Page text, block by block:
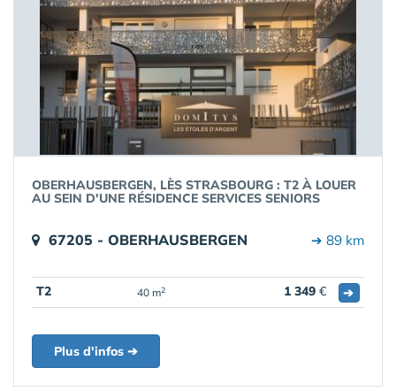
OBERHAUSBERGEN, LÈS STRASBOURG : T2 À LOUER
AU SEIN D'UNE RÉSIDENCE SERVICES SENIORS
67205 - OBERHAUSBERGEN ➔ 89 km
T2 40 m2 1 349 € ➔
Plus d'infos ➔